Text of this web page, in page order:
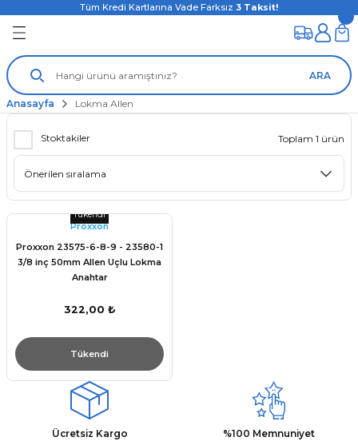
Tüm Kredi Kartlarına Vade Farksız 3 Taksit!
ARA
Anasayfa Lokma Allen
Stoktakiler Toplam 1 ürün
Tükendi
Proxxon
Proxxon 23575-6-8-9 - 23580-1
3/8 inç 50mm Allen Uçlu Lokma
Anahtar
322,00 ₺
Tükendi
Ücretsiz Kargo
%100 Memnuniyet